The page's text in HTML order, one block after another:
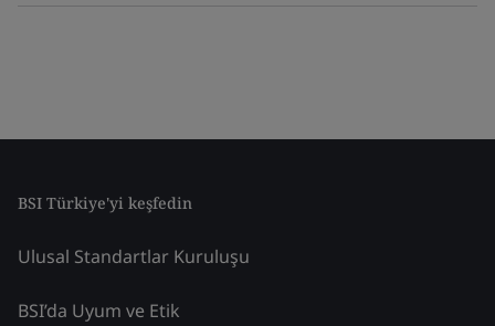
BSI Türkiye'yi keşfedin
Ulusal Standartlar Kuruluşu
BSI’da Uyum ve Etik